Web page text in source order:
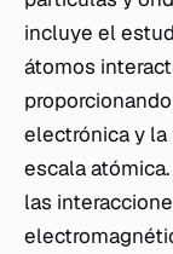
incluye el
átomos
electrónica y
escala
las